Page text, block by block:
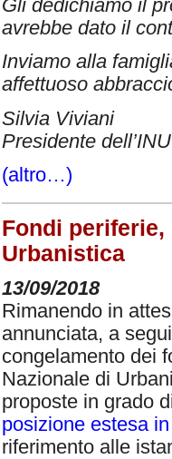
Gli dedichiamo il
avrebbe dato il
Inviamo alla
affettuoso
Silvia Viviani
Presidente dell’INU
(altro…)
Fondi periferie,
Urbanistica
13/09/2018
Rimanendo in
annunciata, a
congelamento dei
Nazionale di
proposte in grado
posizione estesa
riferimento alle